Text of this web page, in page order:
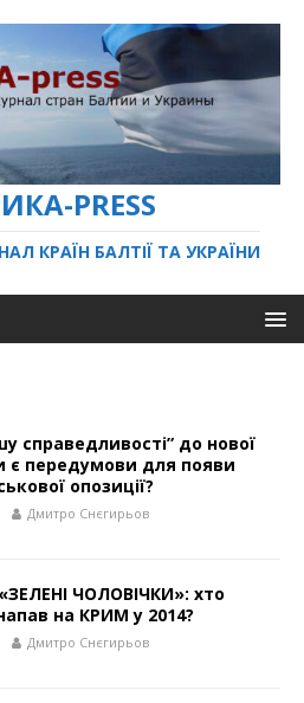
PRESS
КРАЇН БАЛТІЇ ТА УКРАЇНИ
справедливості” до нової
є передумови для появи
опозиції?
Дмитро Снєгирьов
ЧОЛОВІЧКИ»: хто
на КРИМ у 2014?
Дмитро Снєгирьов